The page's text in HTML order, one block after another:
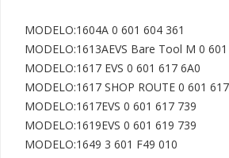
MODELO:1604A 0 601 604 361
MODELO:1613AEVS Bare Tool M 0
MODELO:1617 EVS 0 601 617 6A0
MODELO:1617 SHOP ROUTE 0 601
MODELO:1617EVS 0 601 617 739
MODELO:1619EVS 0 601 619 739
MODELO:1649 3 601 F49 010